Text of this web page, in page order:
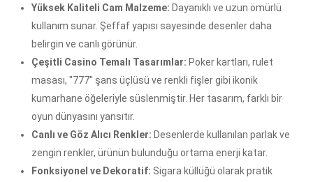
Yüksek Kaliteli Cam Malzeme: Dayanıklı ve uzun ömürlü
kullanım sunar. Şeffaf yapısı sayesinde desenler daha
belirgin ve canlı görünür.
Çeşitli Casino Temalı Tasarımlar: Poker kartları, rulet
masası, "777" şans üçlüsü ve renkli fişler gibi ikonik
kumarhane öğeleriyle süslenmiştir. Her tasarım, farklı bir
oyun dünyasını yansıtır.
Canlı ve Göz Alıcı Renkler: Desenlerde kullanılan parlak ve
zengin renkler, ürünün bulunduğu ortama enerji katar.
Fonksiyonel ve Dekoratif: Sigara küllüğü olarak pratik